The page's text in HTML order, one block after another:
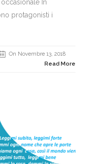
In
protagonisti i
On Novembre 13, 2018
Read More